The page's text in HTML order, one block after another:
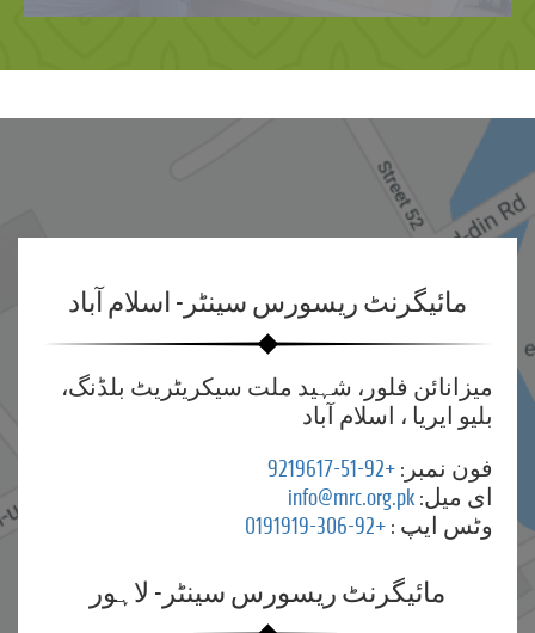
مائیگرنٹ ریسورس سینٹر- اسلام آباد
میزانائن فلور، شہید ملت سیکریٹریٹ بلڈنگ،
بلیو ایریا ، اسلام آباد
فون نمبر: +92-51-9219617
ای میل: info@mrc.org.pk
وٹس ایپ : +92-306-0191919
مائیگرنٹ ریسورس سینٹر- لاہور